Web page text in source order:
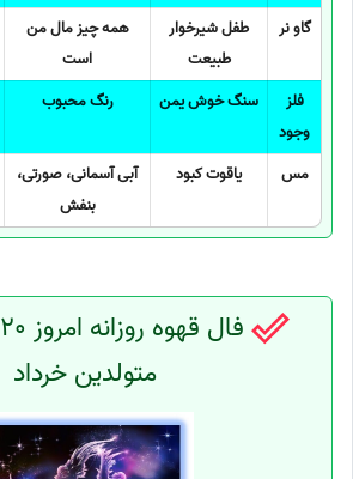
گاو نر
طفل شیرخوار
طبیعت
همه چیز مال من
است
فلز
وجود
سنگ خوش یمن رنگ محبوب
مس
یاقوت کبود
آبی آسمانی، صورتی،
بنفش
متولدین خرداد